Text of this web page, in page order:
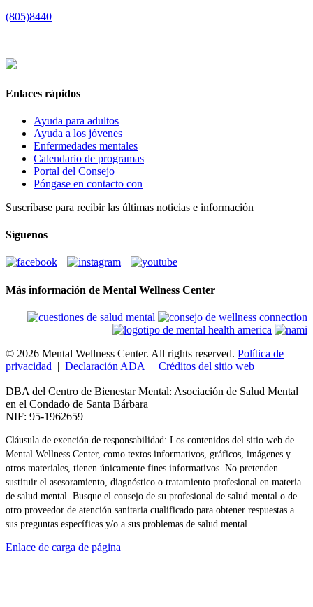
(805)8440
Enlaces rápidos
Ayuda para adultos
Ayuda a los jóvenes
Enfermedades mentales
Calendario de programas
Portal del Consejo
Póngase en contacto con
Suscríbase para recibir las últimas noticias e información
Síguenos
Más información de Mental Wellness Center
© 2026 Mental Wellness Center. All rights reserved. Política de
privacidad | Declaración ADA | Créditos del sitio web
DBA del Centro de Bienestar Mental: Asociación de Salud Mental
en el Condado de Santa Bárbara
NIF: 95-1962659
Cláusula de exención de responsabilidad: Los contenidos del sitio web de
Mental Wellness Center, como textos informativos, gráficos, imágenes y
otros materiales, tienen únicamente fines informativos. No pretenden
sustituir el asesoramiento, diagnóstico o tratamiento profesional en materia
de salud mental. Busque el consejo de su profesional de salud mental o de
otro proveedor de atención sanitaria cualificado para obtener respuestas a
sus preguntas específicas y/o a sus problemas de salud mental.
Enlace de carga de página